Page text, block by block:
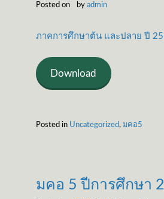
Posted on by admin
ภาคการศึกษาต้น และปลาย ปี
Download
Posted in Uncategorized, มคอ5
มคอ 5 ปีการศึกษา